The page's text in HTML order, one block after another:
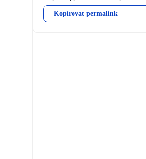
Kopírovat permalink